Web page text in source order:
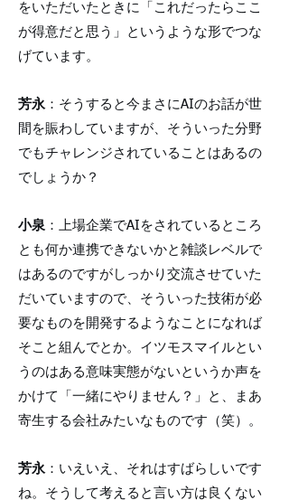
をいただいたときに「これだったらここ
が得意だと思う」というような形でつな
げています。
芳永：そうすると今まさにAIのお話が世
間を賑わしていますが、そういった分野
でもチャレンジされていることはあるの
でしょうか？
小泉 ：上場企業でAIをされているところ
とも何か連携できないかと雑談レベルで
はあるのですがしっかり交流させていた
だいていますので、そういった技術が必
要なものを開発するようなことになれば
そこと組んでとか。イツモスマイルとい
うのはある意味実態がないというか声を
かけて「一緒にやりません？」と、まあ
寄生する会社みたいなものです（笑）。
芳永：いえいえ、それはすばらしいです
ね。そうして考えると言い方は良くない